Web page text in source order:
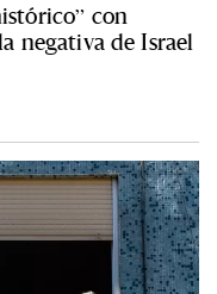
con
negativa de Israel